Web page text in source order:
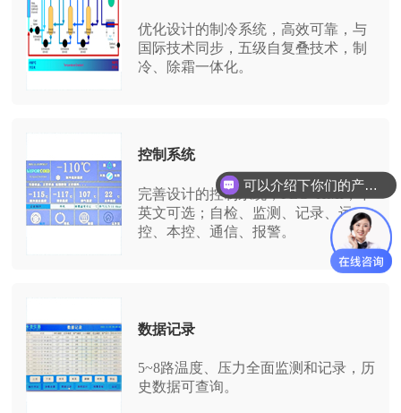
优化设计的制冷系统，高效可靠，与
国际技术同步，五级自复叠技术，制
冷、除霜一体化。
控制系统
完善设计的控制系统，PLC+HMI，中
英文可选；自检、监测、记录、远
控、本控、通信、报警。
数据记录
5~8路温度、压力全面监测和记录，历
史数据可查询。
可以介绍下你们的产品么？